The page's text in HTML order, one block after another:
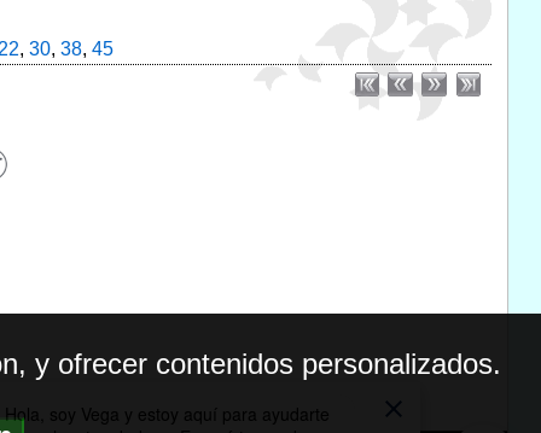
22, 30, 38, 45
y ofrecer contenidos personalizados.